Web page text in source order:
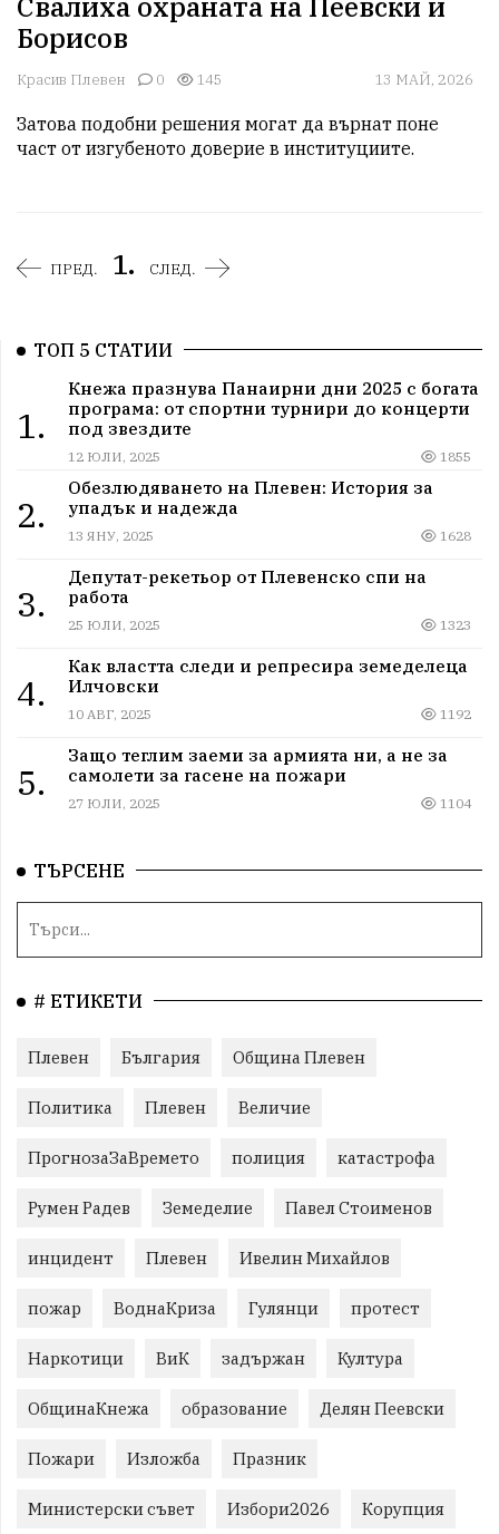
Свалиха охраната на Пеевски и
Борисов
Красив Плевен 0 145 13 МАЙ, 2026
Затова подобни решения могат да върнат поне
част от изгубеното доверие в институциите.
ПРЕД. 1. СЛЕД.
ТОП 5 СТАТИИ
1.
Кнежа празнува Панаирни дни 2025 с богата
програма: от спортни турнири до концерти
под звездите
12 ЮЛИ, 2025 1855
2.
Обезлюдяването на Плевен: История за
упадък и надежда
13 ЯНУ, 2025 1628
3.
Депутат-рекетьор от Плевенско спи на
работа
25 ЮЛИ, 2025 1323
4.
Как властта следи и репресира земеделеца
Илчовски
10 АВГ, 2025 1192
5.
Защо теглим заеми за армията ни, а не за
самолети за гасене на пожари
27 ЮЛИ, 2025 1104
ТЪРСЕНЕ
# ЕТИКЕТИ
Плевен България Община Плевен
Политика Плевен Величие
ПрогнозаЗаВремето полиция катастрофа
Румен Радев Земеделие Павел Стоименов
инцидент Плевен Ивелин Михайлов
пожар ВоднаКриза Гулянци протест
Наркотици ВиК задържан Култура
ОбщинаКнежа образование Делян Пеевски
Пожари Изложба Празник
Министерски съвет Избори2026 Корупция